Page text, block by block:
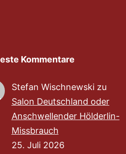
Kommentare
Stefan Wischnewski zu
Salon Deutschland oder
Anschwellender Hölderlin-
Missbrauch
25. Juli 2026